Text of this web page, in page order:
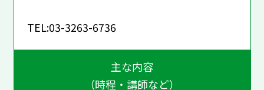
TEL:03-3263-6736
主な内容
（時程・講師など）